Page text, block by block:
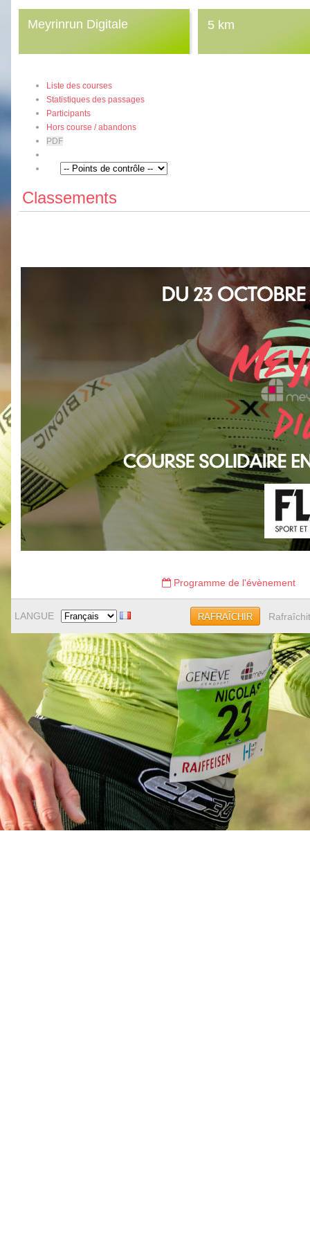
Meyrinrun Digitale 5 km
Liste des courses
Statistiques des passages
Participants
Hors course / abandons
PDF
Classements
Programme de l'évènement
LANGUE RAFRAÎCHIR